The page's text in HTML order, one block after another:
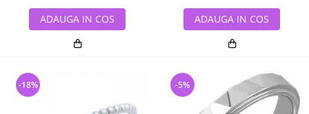
ADAUGA IN COS ADAUGA IN COS
-18% -5%